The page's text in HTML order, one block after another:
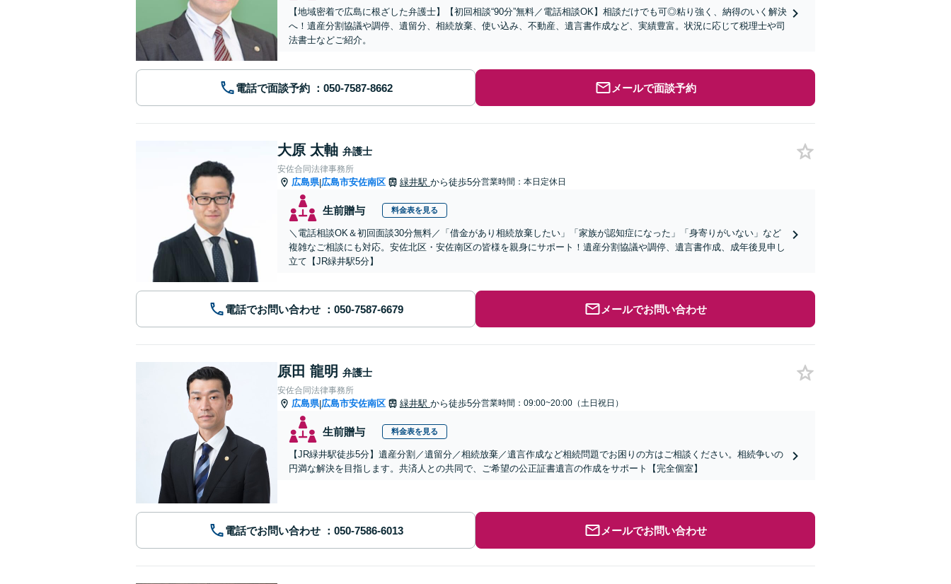
【地域密着で広島に根ざした弁護士】【初回相談“90分”無料／電話相談OK】相談だけでも可◎粘り強く、納得のいく解決
へ！遺産分割協議や調停、遺留分、相続放棄、使い込み、不動産、遺言書作成など、実績豊富。状況に応じて税理士や司
法書士などご紹介。
電話で面談予約 メールで面談予約
大原 太軸 弁護士
安佐合同法律事務所
広島県|広島市安佐南区 緑井駅 から徒歩5分営業時間：本日定休日
生前贈与 料金表を見る
＼電話相談OK＆初回面談30分無料／「借金があり相続放棄したい」「家族が認知症になった」「身寄りがいない」など
複雑なご相談にも対応。安佐北区・安佐南区の皆様を親身にサポート！遺産分割協議や調停、遺言書作成、成年後見申し
立て【JR緑井駅5分】
電話でお問い合わせ メールでお問い合わせ
原田 龍明 弁護士
安佐合同法律事務所
広島県|広島市安佐南区 緑井駅 から徒歩5分営業時間：09:00~20:00（土日祝日）
生前贈与 料金表を見る
【JR緑井駅徒歩5分】遺産分割／遺留分／相続放棄／遺言作成など相続問題でお困りの方はご相談ください。相続争いの
円満な解決を目指します。共済人との共同で、ご希望の公正証書遺言の作成をサポート【完全個室】
電話でお問い合わせ メールでお問い合わせ